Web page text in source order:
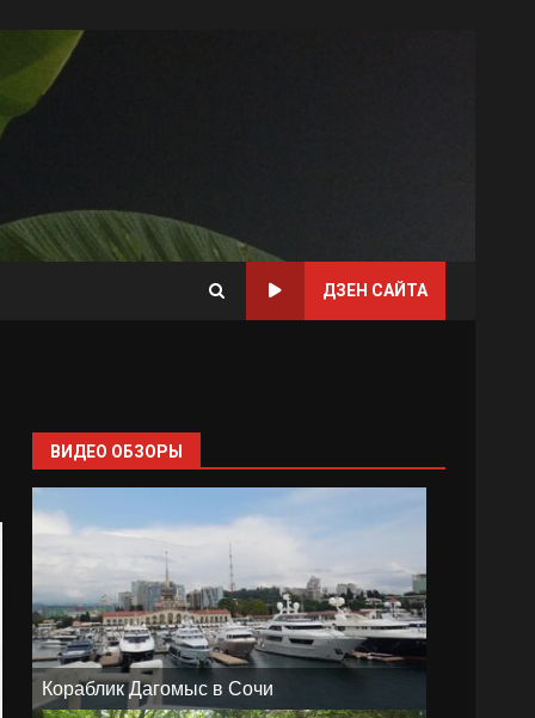
ДЗЕН САЙТА
ВИДЕО ОБЗОРЫ
Кораблик Дагомыс в Сочи